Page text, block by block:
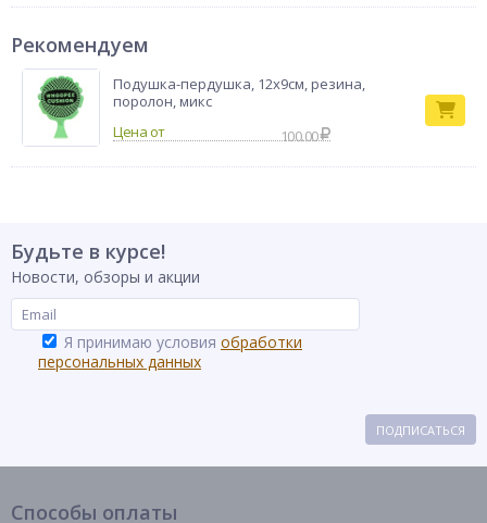
Рекомендуем
Подушка-пердушка, 12х9см, резина,
поролон, микс
100.00
Будьте в курсе!
Новости, обзоры и акции
Я принимаю условия обработки
персональных данных
ПОДПИСАТЬСЯ
Способы оплаты